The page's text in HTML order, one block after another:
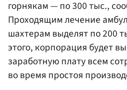
горнякам — по 300 тыс.,
Проходящим лечение
шахтерам выделят по 200
этого, корпорация будет
заработную плату всем
во время простоя